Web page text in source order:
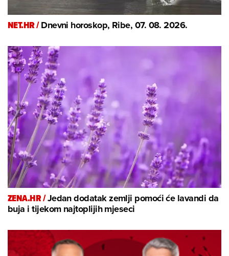
NET.HR /Dnevni horoskop, Ribe, 07. 08. 2026.
ZENA.HR /Jedan dodatak zemlji pomoći će lavandi da
buja i tijekom najtoplijih mjeseci